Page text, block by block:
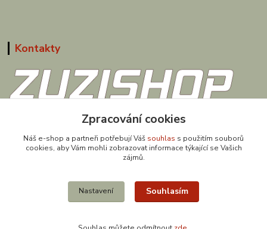
Kontakty
obchod@zuzishop.cz
Zpracování cookies
Náš e-shop a partneři potřebují Váš souhlas s použitím souborů
cookies, aby Vám mohli zobrazovat informace týkající se Vašich
zájmů.
Nastavení Souhlasím